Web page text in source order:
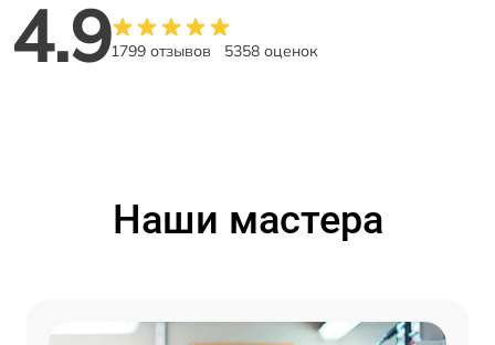
4.91799 отзывов 5358 оценок
Наши мастера